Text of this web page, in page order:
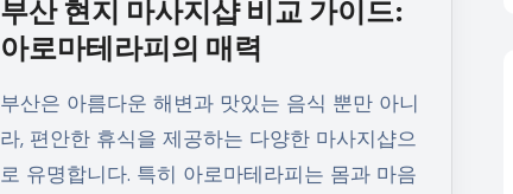
부산 현지 마사지샵 비교 가이드:
아로마테라피의 매력
부산은 아름다운 해변과 맛있는 음식 뿐만 아니
라, 편안한 휴식을 제공하는 다양한 마사지샵으
로 유명합니다. 특히 아로마테라피는 몸과 마음